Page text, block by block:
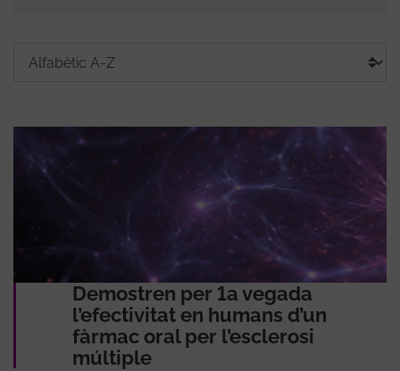
Demostren per 1a vegada
l’efectivitat en humans d’un
fàrmac oral per l’esclerosi
múltiple